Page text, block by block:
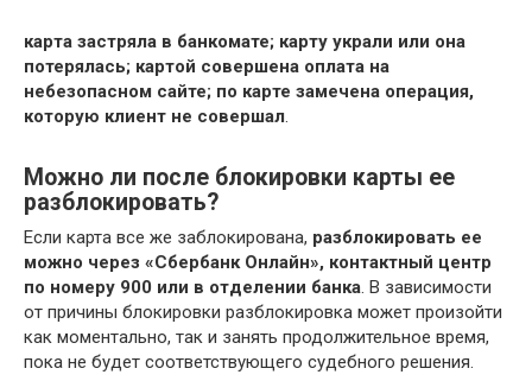
карта застряла в банкомате; карту украли или она
потерялась; картой совершена оплата на
небезопасном сайте; по карте замечена операция,
которую клиент не совершал.
Можно ли после блокировки карты ее
разблокировать?
Если карта все же заблокирована, разблокировать ее
можно через «Сбербанк Онлайн», контактный центр
по номеру 900 или в отделении банка. В зависимости
от причины блокировки разблокировка может произойти
как моментально, так и занять продолжительное время,
пока не будет соответствующего судебного решения.